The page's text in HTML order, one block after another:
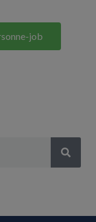
job